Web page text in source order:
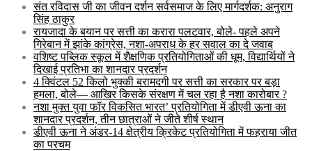
संत रविदास जी का जीवन दर्शन सर्वसमाज के लिए मार्गदर्शक: अनुराग
सिंह ठाकुर
रायजादा के बयान पर सत्ती का करारा पलटवार, बोले- पहले अपने
गिरेबान में झांके कांग्रेस, नशा-अपराध के हर सवाल का दे जवाब
वशिष्ट पब्लिक स्कूल में शैक्षणिक प्रतियोगिताओं की धूम, विद्यार्थियों ने
दिखाई प्रतिभा का शानदार प्रदर्शन
4 क्विंटल 52 किलो भुक्की बरामदगी पर सत्ती का सरकार पर बड़ा
हमला, बोले— आखिर किसके संरक्षण में चल रहा है नशा कारोबार ?
नशा मुक्त युवा फॉर विकसित भारत’ प्रतियोगिता में डीएवी ऊना का
शानदार प्रदर्शन, तीन छात्राओं ने जीते शीर्ष स्थान
डीएवी ऊना ने अंडर-14 क्षेत्रीय क्रिकेट प्रतियोगिता में फहराया जीत
का परचम